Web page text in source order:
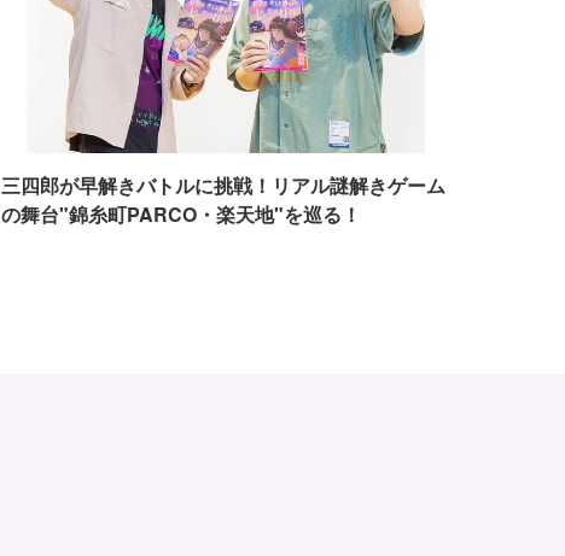
三四郎が早解きバトルに挑戦！リアル謎解きゲーム
の舞台"錦糸町PARCO・楽天地"を巡る！